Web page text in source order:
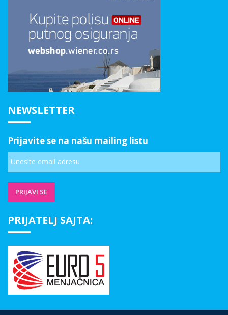
NEWSLETTER
Prijavite se na našu mailing listu
PRIJATELJ SAJTA: